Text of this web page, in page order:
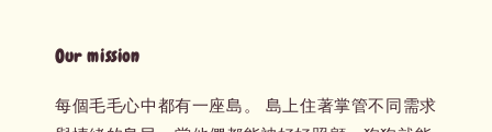
Our mission
每個毛毛心中都有一座島。 島上住著掌管不同需求